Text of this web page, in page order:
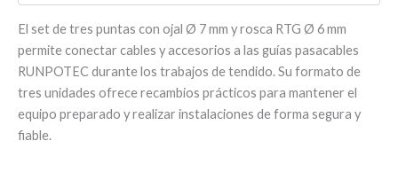
cantidad
El set de tres puntas con ojal Ø 7 mm y rosca RTG Ø 6 mm
permite conectar cables y accesorios a las guías pasacables
RUNPOTEC durante los trabajos de tendido. Su formato de
tres unidades ofrece recambios prácticos para mantener el
equipo preparado y realizar instalaciones de forma segura y
fiable.